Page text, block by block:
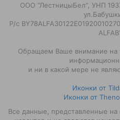
ООО “ЛестницыБел”, УНП
Р/с
Обращаем Ваше внимание на
и ни в какой мере не
Иконки от
Иконки от
Все данные, представленные